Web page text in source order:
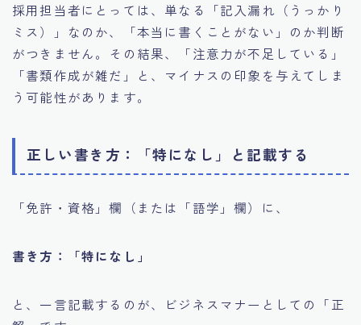
採用担当者にとっては、単なる「記入漏れ（うっかり
ミス）」なのか、「本当に書くことがない」のか判断
がつきません。その結果、「注意力が不足している」
「書類作成が雑だ」と、マイナスの印象を与えてしま
う可能性があります。
正しい書き方：「特になし」と記載する
「免許・資格」欄（または「語学」欄）に、
書き方：「特になし」
と、一言記載するのが、ビジネスマナーとしての「正